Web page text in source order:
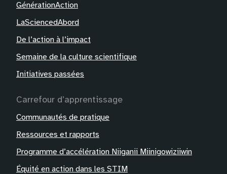
GénérationAction
LaSciencedAbord
De l’action à l’impact
Semaine de la culture scientifique
Initiatives passées
Carrefour d’apprentissage
Communautés de pratique
Ressources et rapports
Programme d’accélération Niiganii Miinigowiziiwin
Équité en action dans les STIM